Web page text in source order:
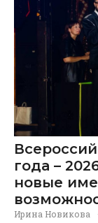
года –
новые
Ирина Новикова